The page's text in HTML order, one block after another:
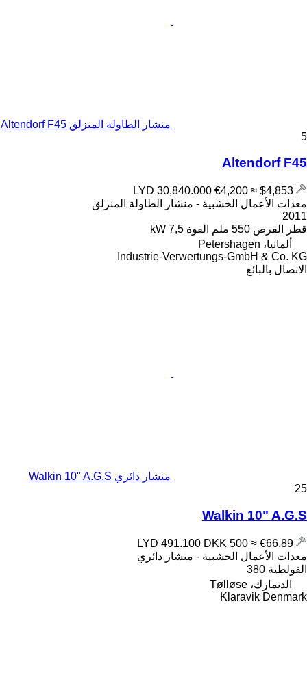
منشار الطاولة المنزلق Altendorf F45
5
Altendorf F45
€4,200 ≈ $4,853
معدات الأعمال الخشبية - منشار الطاولة المنزلق
2011
قطر القرص 550 ملم القوة 7,5 kW
ألمانيا، Petershagen
Industrie-Verwertungs-GmbH & Co. KG
الاتصال بالبائع
منشار دائري Walkin 10" A.G.S
25
Walkin 10" A.G.S
DKK 500 ≈ €66.89
معدات الأعمال الخشبية - منشار دائري
الفولطية 380
الدنمارك، Tølløse
Klaravik Denmark